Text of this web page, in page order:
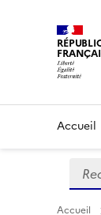
Accueil
de
Accueil